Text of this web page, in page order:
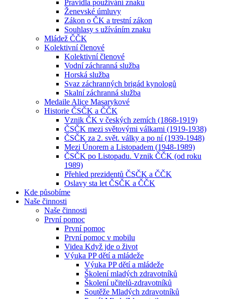
Pravidla používání znaku
Ženevské úmluvy
Zákon o ČK a trestní zákon
Souhlasy s užíváním znaku
Mládež ČČK
Kolektivní členové
Kolektivní členové
Vodní záchranná služba
Horská služba
Svaz záchranných brigád kynologů
Skalní záchranná služba
Medaile Alice Masarykové
Historie ČSČK a ČČK
Vznik ČK v českých zemích (1868-1919)
ČSČK mezi světovými válkami (1919-1938)
ČSČK za 2. svět. války a po ní (1939-1948)
Mezi Únorem a Listopadem (1948-1989)
ČSČK po Listopadu. Vznik ČČK (od roku
1989)
Přehled prezidentů ČSČK a ČČK
Oslavy sta let ČSČK a ČČK
Kde působíme
Naše činnosti
Naše činnosti
První pomoc
První pomoc
První pomoc v mobilu
Videa Když jde o život
Výuka PP dětí a mládeže
Výuka PP dětí a mládeže
Školení mladých zdravotníků
Školení učitelů-zdravotníků
Soutěže Mladých zdravotníků